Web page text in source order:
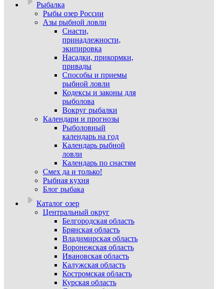
Рыбалка
Рыбы озер России
Азы рыбной ловли
Снасти,
принадлежности,
экипировка
Насадки, прикормки,
привады
Способы и приемы
рыбной ловли
Кодексы и законы для
рыболова
Вокруг рыбалки
Календари и прогнозы
Рыболовный
календарь на год
Календарь рыбной
ловли
Календарь по снастям
Смех да и только!
Рыбная кухня
Блог рыбака
Каталог озер
Центральный округ
Белгородская область
Брянская область
Владимирская область
Воронежская область
Ивановская область
Калужская область
Костромская область
Курская область